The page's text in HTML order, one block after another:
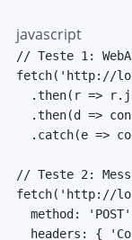
javascript
// Teste 1:
fetch( 'http://
.then( r => r.
.then(d =>
. catch(e =>
// Teste 2:
fetch( 'http://
method : 'POST'
headers : {